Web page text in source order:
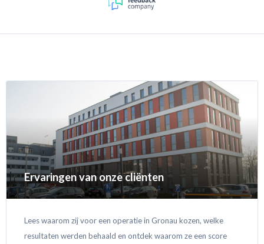
Ervaringen van onze cliënten
Lees waarom zij voor een operatie in Gronau kozen, welke
resultaten werden behaald en ontdek waarom ze een score